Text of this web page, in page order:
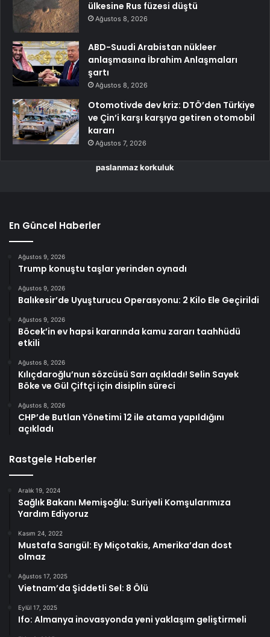
ülkesine Rus füzesi düştü
Ağustos 8, 2026
ABD-Suudi Arabistan nükleer
anlaşmasına İbrahim Anlaşmaları
şartı
Ağustos 8, 2026
Otomotivde dev kriz: DTÖ’den Türkiye
ve Çin’i karşı karşıya getiren otomobil
kararı
Ağustos 7, 2026
paslanmaz korkuluk
En Güncel Haberler
Ağustos 9, 2026
Trump konuştu taşlar yerinden oynadı
Ağustos 9, 2026
Balıkesir’de Uyuşturucu Operasyonu: 2 Kilo Ele Geçirildi
Ağustos 9, 2026
Böcek’in ev hapsi kararında kamu zararı taahhüdü
etkili
Ağustos 8, 2026
Kılıçdaroğlu’nun sözcüsü Sarı açıkladı! Selin Sayek
Böke ve Gül Çiftçi için disiplin süreci
Ağustos 8, 2026
CHP’de Butlan Yönetimi 12 ile atama yapıldığını
açıkladı
Rastgele Haberler
Aralık 19, 2024
Sağlık Bakanı Memişoğlu: Suriyeli Komşularımıza
Yardım Ediyoruz
Kasım 24, 2022
Mustafa Sarıgül: Ey Miçotakis, Amerika’dan dost
olmaz
Ağustos 17, 2025
Vietnam’da Şiddetli Sel: 8 Ölü
Eylül 17, 2025
Ifo: Almanya inovasyonda yeni yaklaşım geliştirmeli